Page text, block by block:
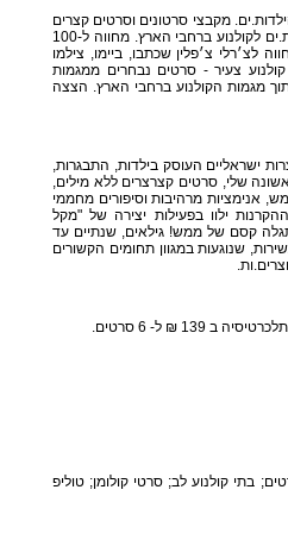
מקבצי סרטונים וסרטים קצרים
שנעשו ע"י ילדות וילדים, תיכוניסטיות.ים, וסטודנטיות.ים לקולנוע ברחבי הארץ. מחווה ל-100
לצ׳רלי צ׳פלין שכתבו, ביימו, צילמו
ילדים וילדות חובבי.ות קולנוע בגילאי 12-8. קולנוע צעיר - סרטים נבחרים ממגמות
מגמות הקולנוע ברחבי הארץ. הצצה
ישראליים העוסק בילדות, התבגרות,
שלי, סרטים קצרצרים ללא מילים,
אנימציות מרהיבות וסיפורים מחממי
ילוו בפעילות יצירה של "מקל
קסם של ממש! גילאים, שנתיים עד
שנוגעות במגוון תחומים הקשורים
בתי קולנוע לב; סרטי קולומן; טוליפ